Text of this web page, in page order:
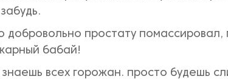
простату
бабай!
всех горожан. просто будешь